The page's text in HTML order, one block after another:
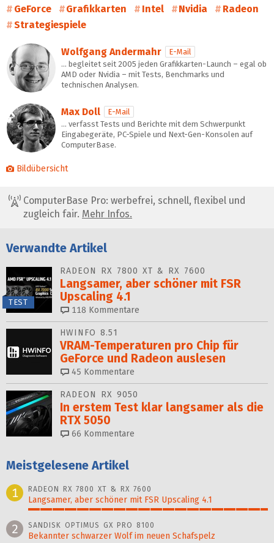
GeForce
Grafikkarten Intel Nvidia
Radeon
Strategiespiele
Wolfgang Andermahr
E-Mail
… begleitet seit 2005 jeden Grafikkarten-Launch – egal ob
AMD oder Nvidia – mit Tests, Benchmarks und
technischen Analysen.
Max Doll
E-Mail
… verfasst Tests und Berichte mit dem Schwerpunkt
Eingabegeräte, PC-Spiele und Next-Gen-Konsolen auf
ComputerBase.
Bildübersicht
ComputerBase Pro: werbefrei, schnell, flexibel und
zugleich fair. Mehr Infos.
Verwandte Artikel
TEST
RADEON RX 7800 XT & RX 7600
Langsamer, aber schöner mit FSR
Upscaling 4.1
118 Kommentare
HWINFO 8.51
VRAM-Temperaturen pro Chip für
GeForce und Radeon auslesen
45 Kommentare
RADEON RX 9050
In erstem Test klar langsamer als die
RTX 5050
66 Kommentare
Meistgelesene Artikel
1
RADEON RX 7800 XT & RX 7600
Langsamer, aber schöner mit FSR Upscaling 4.1
100%
2 SANDISK OPTIMUS GX PRO 8100
Bekannter schwarzer Wolf im neuen Schafspelz